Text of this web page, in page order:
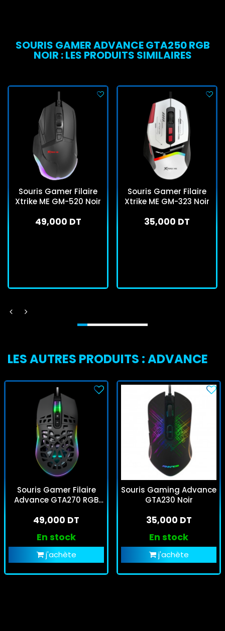
SOURIS GAMER ADVANCE GTA250 RGB
NOIR : LES PRODUITS SIMILAIRES
Souris Gamer Filaire
Xtrike ME GM-520 Noir
49,000 DT
Souris Gamer Filaire
Xtrike ME GM-323 Noir
35,000 DT
LES AUTRES PRODUITS : ADVANCE
Souris Gamer Filaire
Advance GTA270 RGB
49,000 DT
En stock
j'achète
Souris Gaming Advance
GTA230 Noir
35,000 DT
En stock
j'achète